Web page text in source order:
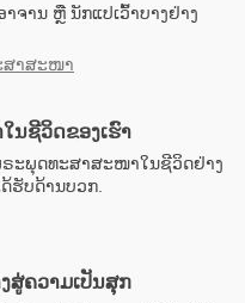
ຈານ ຫຼື ນັກແປເວົ້າບາງຢ່າງ
ສາສະໜາ
ນຊີວິດຂອງເຮົາ
ະພຸດທະສາສະໜາໃນຊີວິດຢ່າງ
ຮັບດ້ານບວກ.
ສູ່ຄວາມເປັນສຸກ